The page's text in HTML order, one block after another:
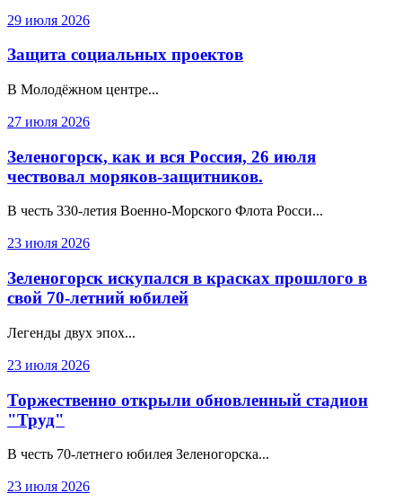
29 июля 2026
Защита социальных проектов
В Молодёжном центре...
27 июля 2026
Зеленогорск, как и вся Россия, 26 июля
чествовал моряков-защитников.
В честь 330‑летия Военно‑Морского Флота Росси...
23 июля 2026
Зеленогорск искупался в красках прошлого в
свой 70-летний юбилей
Легенды двух эпох...
23 июля 2026
Торжественно открыли обновленный стадион
"Труд"
В честь 70-летнего юбилея Зеленогорска...
23 июля 2026